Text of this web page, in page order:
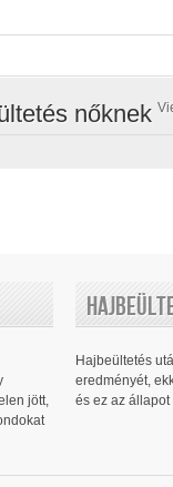
nőknek
jött,
Hajbeültetés
eredményét,
és ez az